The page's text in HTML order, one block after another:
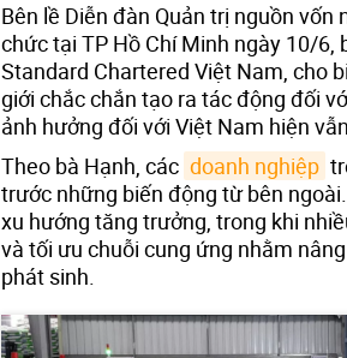
Bên lề Diễn đàn Quản trị nguồn
chức tại TP Hồ Chí Minh ngày 10/6,
Standard Chartered Việt Nam, cho
giới chắc chắn tạo ra tác động đối
ảnh hưởng đối với Việt Nam hiện
Theo bà Hạnh, các doanh nghiệp
trước những biến động từ bên
xu hướng tăng trưởng, trong khi
và tối ưu chuỗi cung ứng nhằm
phát sinh.